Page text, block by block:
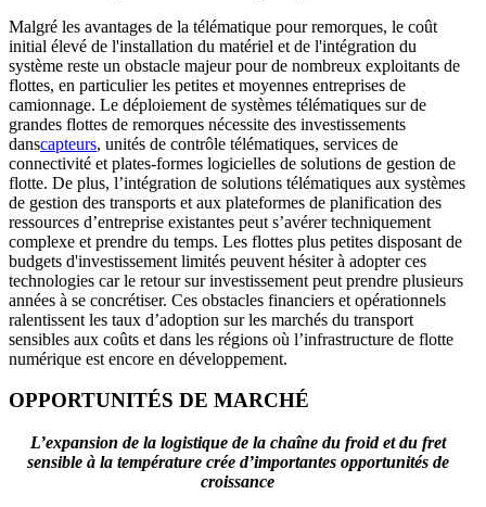
Malgré les avantages de la télématique pour remorques, le coût
initial élevé de l'installation du matériel et de l'intégration du
système reste un obstacle majeur pour de nombreux exploitants de
flottes, en particulier les petites et moyennes entreprises de
camionnage. Le déploiement de systèmes télématiques sur de
grandes flottes de remorques nécessite des investissements
danscapteurs, unités de contrôle télématiques, services de
connectivité et plates-formes logicielles de solutions de gestion de
flotte. De plus, l’intégration de solutions télématiques aux systèmes
de gestion des transports et aux plateformes de planification des
ressources d’entreprise existantes peut s’avérer techniquement
complexe et prendre du temps. Les flottes plus petites disposant de
budgets d'investissement limités peuvent hésiter à adopter ces
technologies car le retour sur investissement peut prendre plusieurs
années à se concrétiser. Ces obstacles financiers et opérationnels
ralentissent les taux d’adoption sur les marchés du transport
sensibles aux coûts et dans les régions où l’infrastructure de flotte
numérique est encore en développement.
OPPORTUNITÉS DE MARCHÉ
L’expansion de la logistique de la chaîne du froid et du fret
sensible à la température crée d’importantes opportunités de
croissance